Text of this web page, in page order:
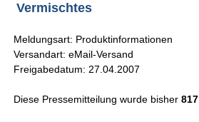
Vermischtes
Meldungsart: Produktinformationen
Versandart: eMail-Versand
Freigabedatum: 27.04.2007
Diese Pressemitteilung wurde bisher817